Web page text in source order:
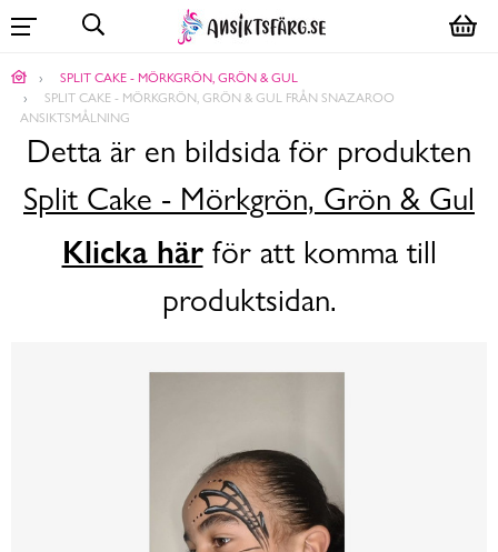
SPLIT CAKE - MÖRKGRÖN, GRÖN & GUL
SPLIT CAKE - MÖRKGRÖN, GRÖN & GUL FRÅN SNAZAROO
ANSIKTSMÅLNING
Detta är en bildsida för produkten
Split Cake - Mörkgrön, Grön & Gul
Klicka härför att komma till
produktsidan.